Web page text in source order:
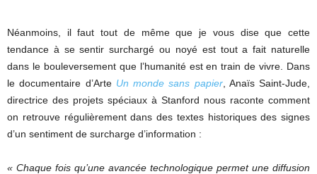
Néanmoins, il faut tout de même que je vous dise que cette
tendance à se sentir surchargé ou noyé est tout a fait naturelle
dans le bouleversement que l’humanité est en train de vivre. Dans
le documentaire d’Arte Un monde sans papier, Anaïs Saint-Jude,
directrice des projets spéciaux à Stanford nous raconte comment
on retrouve régulièrement dans des textes historiques des signes
d’un sentiment de surcharge d’information :
« Chaque fois qu’une avancée technologique permet une diffusion